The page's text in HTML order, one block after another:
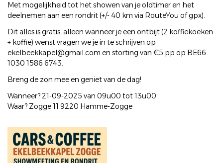
Met mogelijkheid tot het showen van je oldtimer en het
deelnemen aan een rondrit (+/- 40 km via RouteYou of gpx).
Dit alles is gratis, alleen wanneer je een ontbijt (2 koffiekoeken
+ koffie) wenst vragen we je in te schrijven op
ekelbeekkapel@gmail.com en storting van €5 pp op BE66
1030 1586 6743.
Breng de zon mee en geniet van de dag!
Wanneer? 21-09-2025 van 09u00 tot 13u00
Waar? Zogge 11 9220 Hamme-Zogge